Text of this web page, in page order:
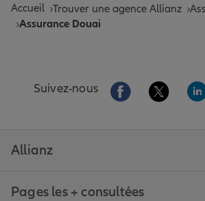
Accueil Trouver une agence Allianz
Assurance Douai
Suivez-nous Aller sur la page
Aller sur
Allianz
Pages les + consultées